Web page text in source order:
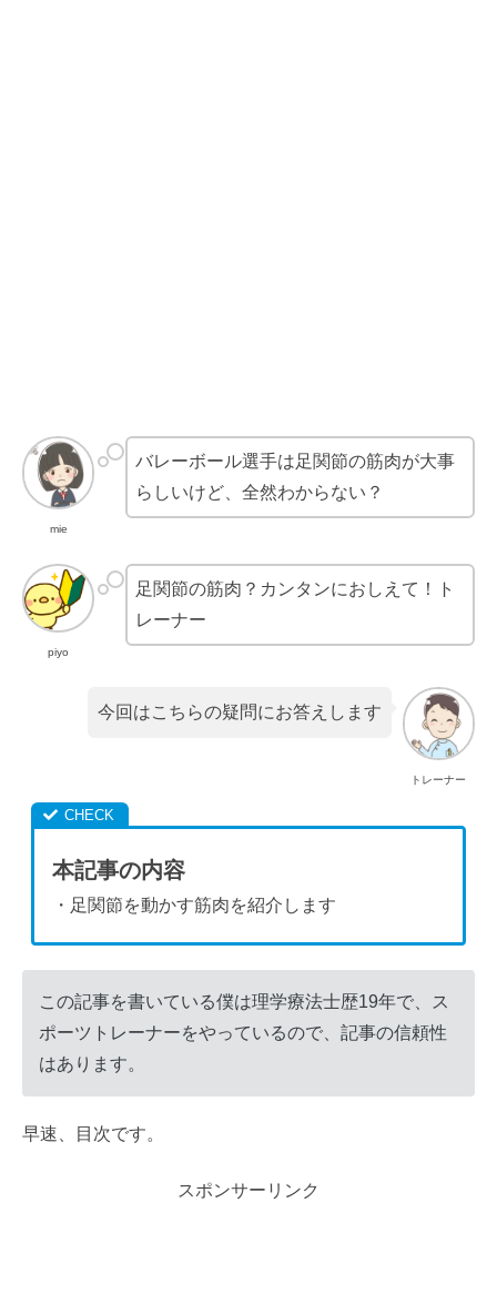
mie
バレーボール選手は足関節の筋肉が大事
らしいけど、全然わからない？
piyo
足関節の筋肉？カンタンにおしえて！ト
レーナー
トレーナー
今回はこちらの疑問にお答えします
本記事の内容
・足関節を動かす筋肉を紹介します
この記事を書いている僕は理学療法士歴19年で、ス
ポーツトレーナーをやっているので、記事の信頼性
はあります。
早速、目次です。
スポンサーリンク